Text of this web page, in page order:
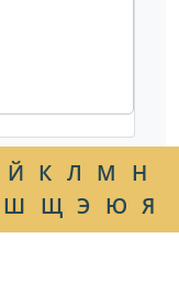
Й К Л М
Н
Ш Щ Э Ю Я